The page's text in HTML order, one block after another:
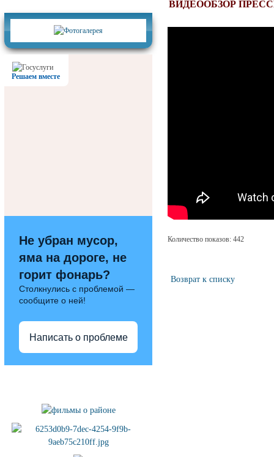
Решаем вместе
Не убран мусор,
яма на дороге, не
горит фонарь?
Столкнулись с проблемой —
сообщите о ней!
Написать о проблеме
ВИДЕООБЗОР
Количество показов: 442
Возврат к списку